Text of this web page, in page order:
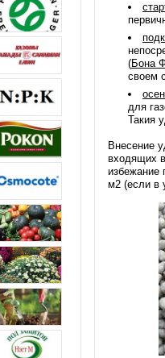
(Бона
своем
для
Такия
Внесение
входящих
избежание
м2 (если в